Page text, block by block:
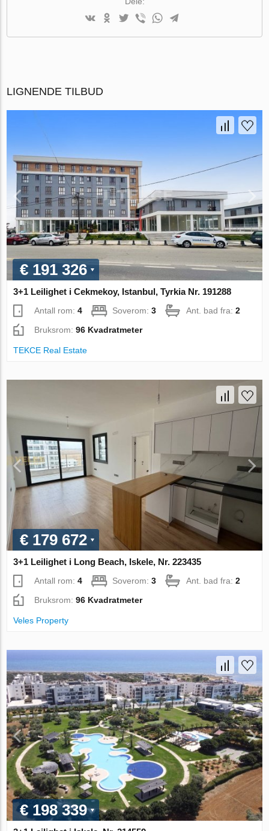
LIGNENDE TILBUD
€ 191 326
3+1 Leilighet i Cekmekoy, Istanbul, Tyrkia Nr. 191288
Antall rom:4 Soverom:3 Ant. bad fra:2
Bruksrom:96 Kvadratmeter
TEKCE Real Estate
€ 179 672
3+1 Leilighet i Long Beach, Iskele, Nr. 223435
Antall rom:4 Soverom:3 Ant. bad fra:2
Bruksrom:96 Kvadratmeter
Veles Property
€ 198 339